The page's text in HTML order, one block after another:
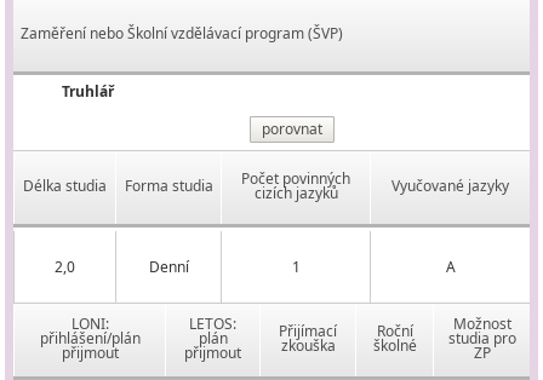
Zaměření nebo Školní vzdělávací program (ŠVP)
Truhlář
porovnat
Délka studia Forma studia Počet povinných
cizích jazyků Vyučované jazyky
2,0 Denní 1 A
LONI:
přihlášení/plán
přijmout
LETOS:
plán
přijmout
Přijímací
zkouška
Roční
školné
Možnost
studia pro
ZP